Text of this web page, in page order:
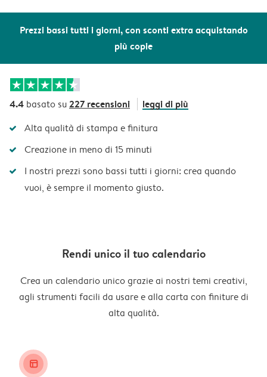
Prezzi bassi tutti i giorni, con sconti extra acquistando
più copie
4.4 basato su227 recensioni leggi di più
Alta qualità di stampa e finitura
Creazione in meno di 15 minuti
I nostri prezzi sono bassi tutti i giorni: crea quando
vuoi, è sempre il momento giusto.
Rendi unico il tuo calendario
Crea un calendario unico grazie ai nostri temi creativi,
agli strumenti facili da usare e alla carta con finiture di
alta qualità.
layout_alt